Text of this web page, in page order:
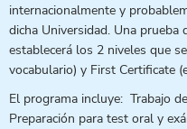
internacionalmente y
dicha Universidad. Una
establecerá los 2 niveles que
vocabulario) y First Certificate
El programa incluye: Trabajo
Preparación para test oral y